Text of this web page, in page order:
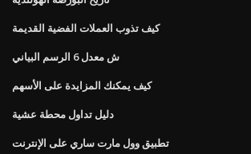
كيف تذوب العملات الفضية القديمة
ش معدل 6 الرسم البياني
كيف يمكنك المزايدة على الأسهم
دليل تداول محطة عشية
تطبيق وول مارت ساري على الإنترنت